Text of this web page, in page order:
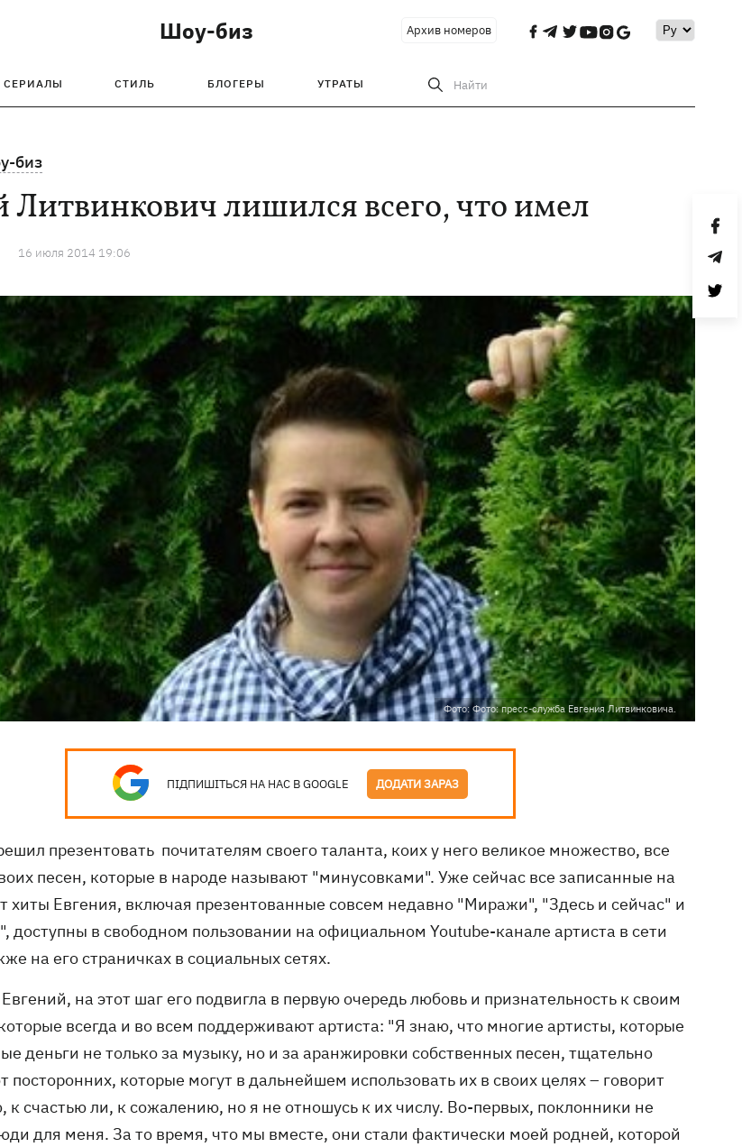
Шоу-биз Архив номеров
СЕРИАЛЫ СТИЛЬ БЛОГЕРЫ УТРАТЫ Найти
биз
Литвинкович лишился всего, что имел
16 июля 2014 19:06
Фото: Фото: пресс-служба Евгения Литвинковича.
ПІДПИШІТЬСЯ НА НАС В GOOGLE ДОДАТИ ЗАРАЗ
презентовать почитателям своего таланта, коих у него великое множество, все
песен, которые в народе называют "минусовками". Уже сейчас все записанные на
Евгения, включая презентованные совсем недавно "Миражи", "Здесь и сейчас" и
доступны в свободном пользовании на официальном Youtube-канале артиста в сети
на его страничках в социальных сетях.
на этот шаг его подвигла в первую очередь любовь и признательность к своим
всегда и во всем поддерживают артиста: "Я знаю, что многие артисты, которые
деньги не только за музыку, но и за аранжировки собственных песен, тщательно
посторонних, которые могут в дальнейшем использовать их в своих целях – говорит
к счастью ли, к сожалению, но я не отношусь к их числу. Во-первых, поклонники не
для меня. За то время, что мы вместе, они стали фактически моей родней, которой